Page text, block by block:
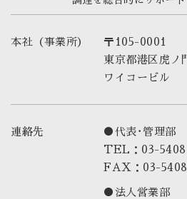
本社（事業所）
〒105-0001
東京都港区虎ノ
ワイコービル
連絡先
●代表･管理部
TEL：03-
FAX：03-
●法人営業部